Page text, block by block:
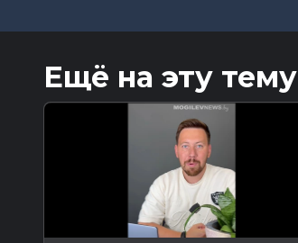
Ещё на эту тему